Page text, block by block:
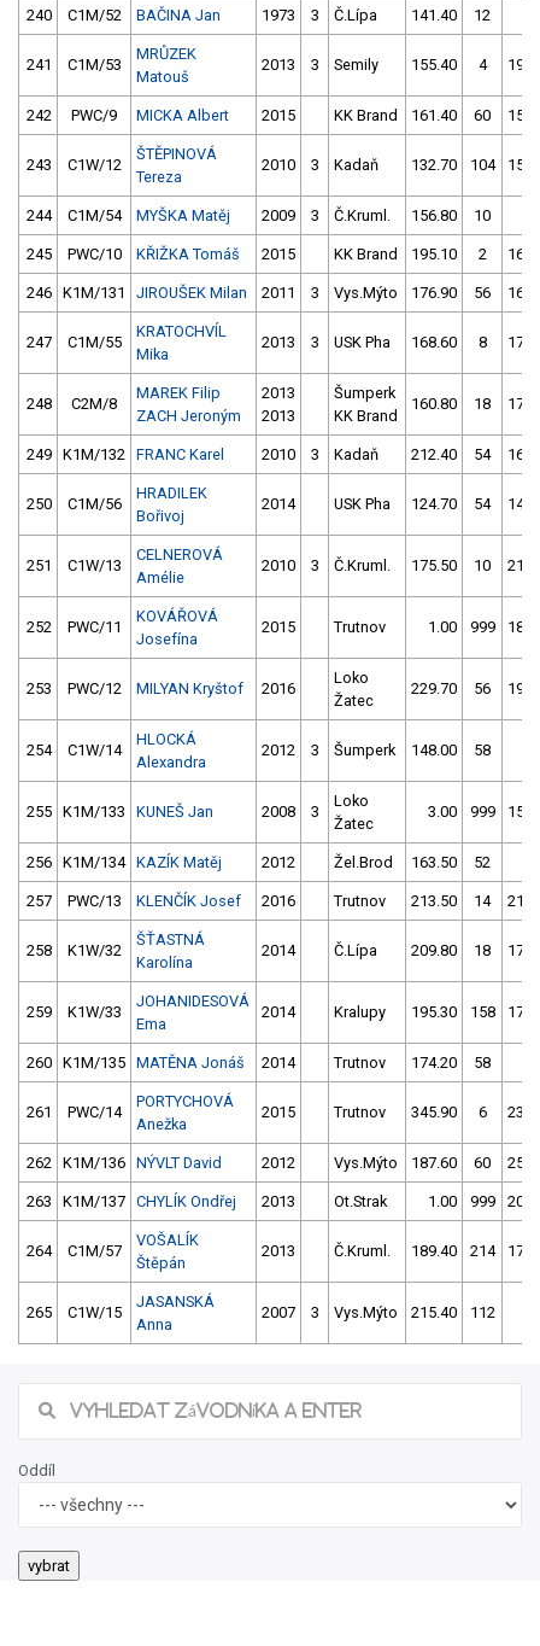
240 C1M/52 BAČINA Jan 1973 3 Č.Lípa 141.40 12
241 C1M/53
MRŮZEK
Matouš
2013 3 Semily 155.40 4
242 PWC/9 MICKA Albert 2015 KK Brand 161.40 60
243 C1W/12
ŠTĚPINOVÁ
Tereza
2010 3 Kadaň 132.70 104
244 C1M/54 MYŠKA Matěj 2009 3 Č.Kruml. 156.80 10
245 PWC/10 KŘIŽKA Tomáš 2015 KK Brand 195.10 2
246 K1M/131 JIROUŠEK Milan 2011 3 Vys.Mýto 176.90 56
247 C1M/55
KRATOCHVÍL
Mika
2013 3 USK Pha 168.60 8
248 C2M/8
MAREK Filip
ZACH Jeroným
2013
2013
Šumperk
KK Brand
160.80 18
249 K1M/132 FRANC Karel 2010 3 Kadaň 212.40 54
250 C1M/56
HRADILEK
Bořivoj
2014 USK Pha 124.70 54
251 C1W/13
CELNEROVÁ
Amélie
2010 3 Č.Kruml. 175.50 10
252 PWC/11
KOVÁŘOVÁ
Josefína
2015 Trutnov 1.00 999
253 PWC/12 MILYAN Kryštof 2016
Loko
Žatec
229.70 56
254 C1W/14
HLOCKÁ
Alexandra
2012 3 Šumperk 148.00 58
255 K1M/133 KUNEŠ Jan 2008 3
Loko
Žatec
3.00 999
256 K1M/134 KAZÍK Matěj 2012 Žel.Brod 163.50 52
257 PWC/13 KLENČÍK Josef 2016 Trutnov 213.50 14
258 K1W/32
ŠŤASTNÁ
Karolína
2014 Č.Lípa 209.80 18
259 K1W/33
JOHANIDESOVÁ
Ema
2014 Kralupy 195.30 158
260 K1M/135 MATĚNA Jonáš 2014 Trutnov 174.20 58
261 PWC/14
PORTYCHOVÁ
Anežka
2015 Trutnov 345.90 6
262 K1M/136 NÝVLT David 2012 Vys.Mýto 187.60 60
263 K1M/137 CHYLÍK Ondřej 2013 Ot.Strak 1.00 999
264 C1M/57
VOŠALÍK
Štěpán
2013 Č.Kruml. 189.40 214
265 C1W/15
JASANSKÁ
Anna
2007 3 Vys.Mýto 215.40 112
Oddíl